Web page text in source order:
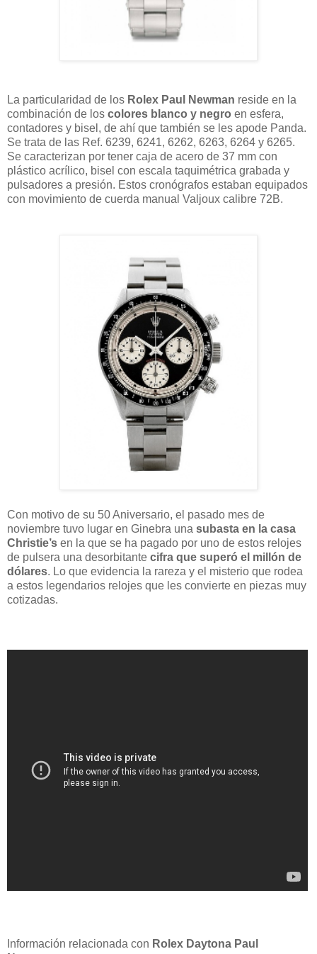
La particularidad de los Rolex Paul Newman reside en la
combinación de los colores blanco y negro en esfera,
contadores y bisel, de ahí que también se les apode Panda.
Se trata de las Ref. 6239, 6241, 6262, 6263, 6264 y 6265.
Se caracterizan por tener caja de acero de 37 mm con
plástico acrílico, bisel con escala taquimétrica grabada y
pulsadores a presión. Estos cronógrafos estaban equipados
con movimiento de cuerda manual Valjoux calibre 72B.
Con motivo de su 50 Aniversario, el pasado mes de
noviembre tuvo lugar en Ginebra una subasta en la casa
Christie’s en la que se ha pagado por uno de estos relojes
de pulsera una desorbitante cifra que superó el millón de
dólares. Lo que evidencia la rareza y el misterio que rodea
a estos legendarios relojes que les convierte en piezas muy
cotizadas.
Información relacionada con Rolex Daytona Paul